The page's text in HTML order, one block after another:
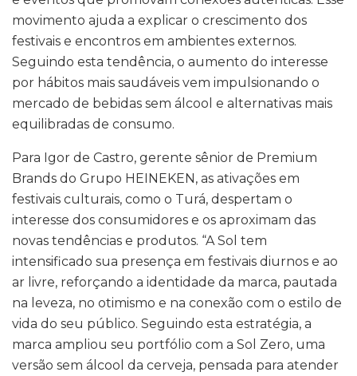
movimento ajuda a explicar o crescimento dos
festivais e encontros em ambientes externos.
Seguindo esta tendência, o aumento do interesse
por hábitos mais saudáveis vem impulsionando o
mercado de bebidas sem álcool e alternativas mais
equilibradas de consumo.
Para Igor de Castro, gerente sênior de Premium
Brands do Grupo HEINEKEN, as ativações em
festivais culturais, como o Turá, despertam o
interesse dos consumidores e os aproximam das
novas tendências e produtos. “A Sol tem
intensificado sua presença em festivais diurnos e ao
ar livre, reforçando a identidade da marca, pautada
na leveza, no otimismo e na conexão com o estilo de
vida do seu público. Seguindo esta estratégia, a
marca ampliou seu portfólio com a Sol Zero, uma
versão sem álcool da cerveja, pensada para atender